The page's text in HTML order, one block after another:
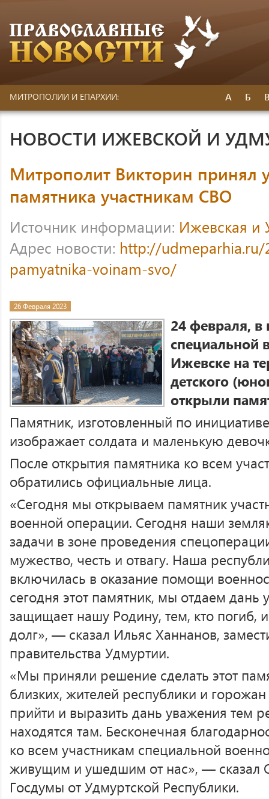
МИТРОПОЛИИ И ЕПАРХИИ: А Б
НОВОСТИ ИЖЕВСКОЙ И
Митрополит Викторин принял
памятника участникам СВО
Источник информации: Ижевская и
Адрес новости: http://
pamyatnika-voinam-svo/
26 Февраля 2023
24 февраля, в
специальной
Ижевске на
детского
открыли
Памятник, изготовленный по
изображает солдата и маленькую
После открытия памятника ко всем
обратились официальные лица.
«Сегодня мы открываем памятник
военной операции. Сегодня наши
задачи в зоне проведения
мужество, честь и отвагу. Наша
включилась в оказание помощи
сегодня этот памятник, мы отдаем дань
защищает нашу Родину, тем, кто погиб,
долг», — сказал Ильяс Ханнанов,
правительства Удмуртии.
«Мы приняли решение сделать этот
близких, жителей республики и
прийти и выразить дань уважения тем
находятся там. Бесконечная
ко всем участникам специальной
живущим и ушедшим от нас», — сказал
Госдумы от Удмуртской Республики.